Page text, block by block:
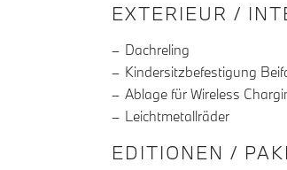
EXTERIEUR /
Dachreling
Kindersitzbefestigung
Ablage für Wireless
Leichtmetallräder
EDITIONEN /